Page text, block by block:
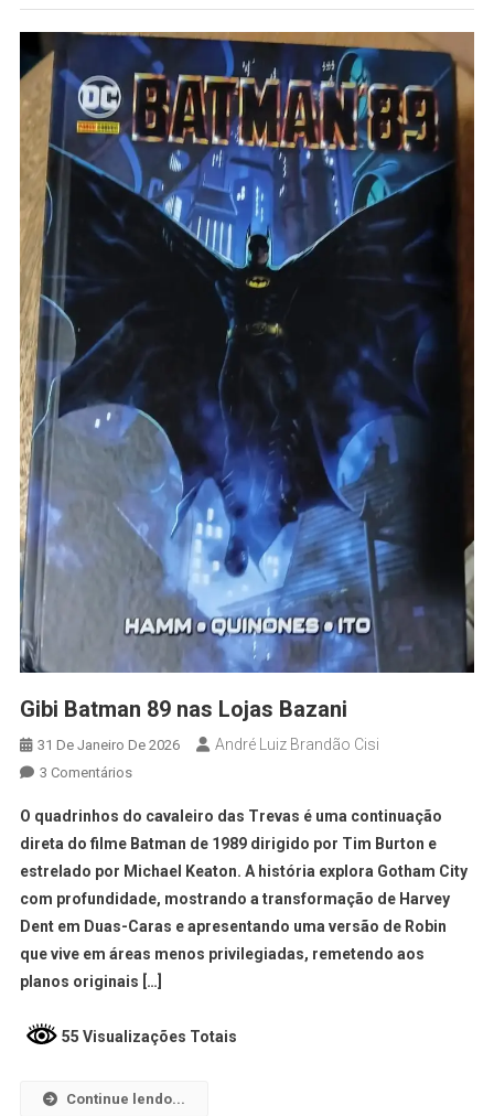
Gibi Batman 89 nas Lojas Bazani
31 De Janeiro De 2026 André Luiz Brandão Cisi
3 Comentários
O quadrinhos do cavaleiro das Trevas é uma continuação
direta do filme Batman de 1989 dirigido por Tim Burton e
estrelado por Michael Keaton. A história explora Gotham City
com profundidade, mostrando a transformação de Harvey
Dent em Duas-Caras e apresentando uma versão de Robin
que vive em áreas menos privilegiadas, remetendo aos
planos originais […]
55 Visualizações Totais
Continue lendo...